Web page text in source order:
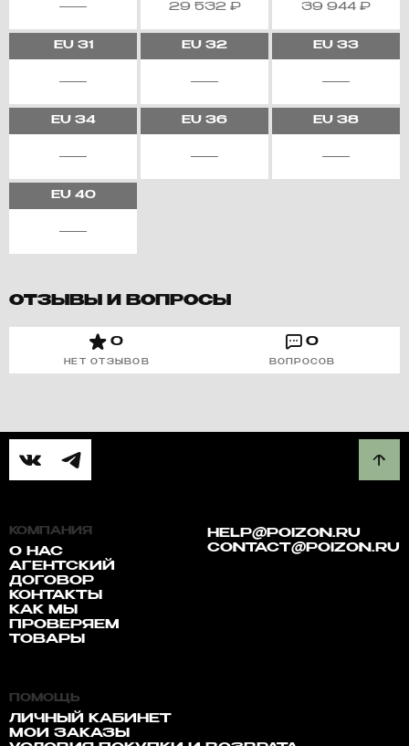
29 532 ₽ 39 944 ₽
EU31 EU 32 EU 33
EU34 EU 36 EU 38
EU40
ОТЗЫВЫ И ВОПРОСЫ
0
НЕТ ОТЗЫВОВ
0
ВОПРОСОВ
КОМПАНИЯ
О НАС
АГЕНТСКИЙ
ДОГОВОР
КОНТАКТЫ
КАК МЫ
ПРОВЕРЯЕМ
ТОВАРЫ
HELP@POIZON.RU
CONTACT@POIZON.RU
ПОМОЩЬ
ЛИЧНЫЙ КАБИНЕТ
МОИ ЗАКАЗЫ